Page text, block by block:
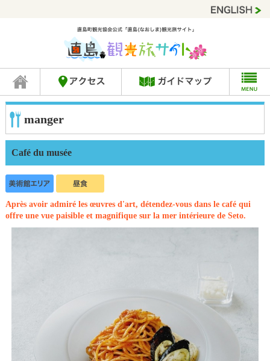
manger
Café du musée
Après avoir admiré les œuvres d'art, détendez-vous dans le café qui
offre une vue paisible et magnifique sur la mer intérieure de Seto.